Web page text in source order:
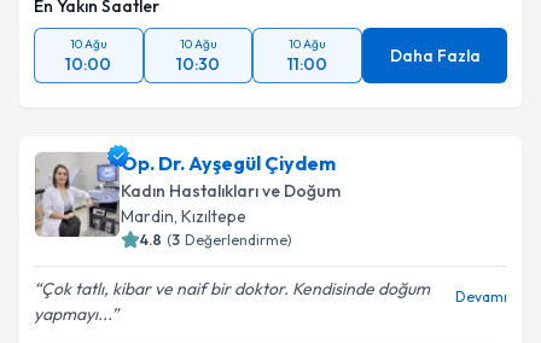
En Yakın Saatler
10 Ağu
10:00
10 Ağu
10:30
10 Ağu
11:00 Daha Fazla
Op. Dr. Ayşegül Çiydem
Kadın Hastalıkları ve Doğum
Mardin, Kızıltepe
4.8 (3 Değerlendirme)
Çok tatlı, kibar ve naif bir doktor. Kendisinde doğum
yapmayı...
Devamı